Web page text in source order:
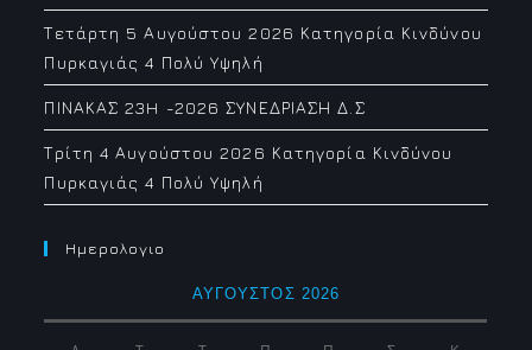
Τετάρτη 5 Αυγούστου 2026 Κατηγορία Κινδύνου
Πυρκαγιάς 4 Πολύ Υψηλή
ΠΙΝΑΚΑΣ 23H -2026 ΣΥΝΕΔΡΙΑΣΗ Δ.Σ
Τρίτη 4 Αυγούστου 2026 Κατηγορία Κινδύνου
Πυρκαγιάς 4 Πολύ Υψηλή
Ημερολογιο
ΑΎΓΟΥΣΤΟΣ 2026